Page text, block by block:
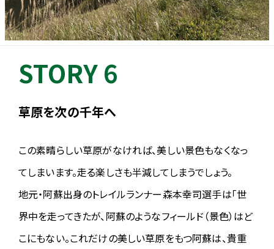
2025.03.16
【参加資格期間について】
優先エントリー：2022年12月14日〜2025年3月24日
一般エントリー：2022年12月14日～2025年3月16日
一般エントリーの締め切りを3/16(日)まで延長いたしました。
【ボルケーノランナーズ】
一緒に大会を盛り上げていただく、ボルケーノランナーズに「グレー
手の参戦が決定致しました。
STORY 6
草原を次の千年へ
この素晴らしい草原がなければ、美しい景色もなくなっ
てしまいます。走る楽しさも半減してしまうでしょう。
地元・阿蘇出身のトレイルランナー森本幸司選手は「世
界中を走ってきたが、阿蘇のようなフィールド（景色）はど
こにもない。これだけの美しい草原をもつ阿蘇は、貴重